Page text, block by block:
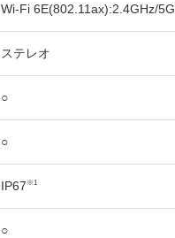
Wi-Fi 6E(802.11ax):2.4GHz/
ステレオ
○
○
IP67 ※1
○